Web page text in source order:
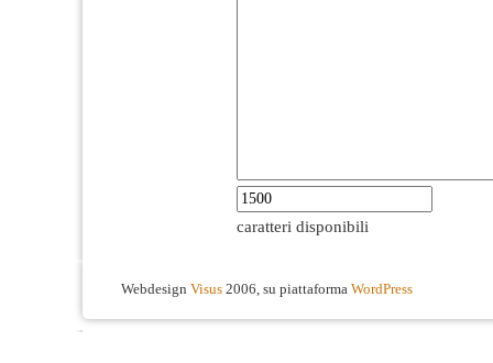
caratteri disponibili
Webdesign Visus 2006, su piattaforma WordPress